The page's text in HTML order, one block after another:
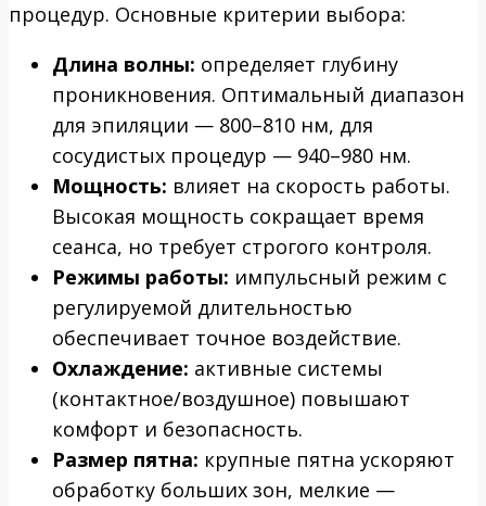
процедур. Основные критерии выбора:
Длина волны: определяет глубину
проникновения. Оптимальный диапазон
для эпиляции — 800–810 нм, для
сосудистых процедур — 940–980 нм.
Мощность: влияет на скорость работы.
Высокая мощность сокращает время
сеанса, но требует строгого контроля.
Режимы работы: импульсный режим с
регулируемой длительностью
обеспечивает точное воздействие.
Охлаждение: активные системы
(контактное/воздушное) повышают
комфорт и безопасность.
Размер пятна: крупные пятна ускоряют
обработку больших зон, мелкие —